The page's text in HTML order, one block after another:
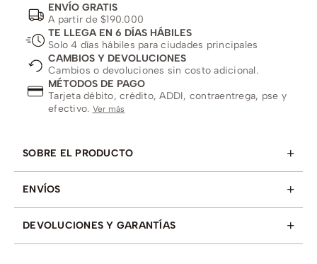
ENVÍO GRATIS
A partir de $190.000
TE LLEGA EN 6 DÍAS HÁBILES
Solo 4 días hábiles para ciudades principales
CAMBIOS Y DEVOLUCIONES
Cambios o devoluciones sin costo adicional.
MÉTODOS DE PAGO
Tarjeta débito, crédito, ADDI, contraentrega, pse y
efectivo. Ver más
SOBRE EL PRODUCTO +
ENVÍOS +
DEVOLUCIONES Y GARANTÍAS +